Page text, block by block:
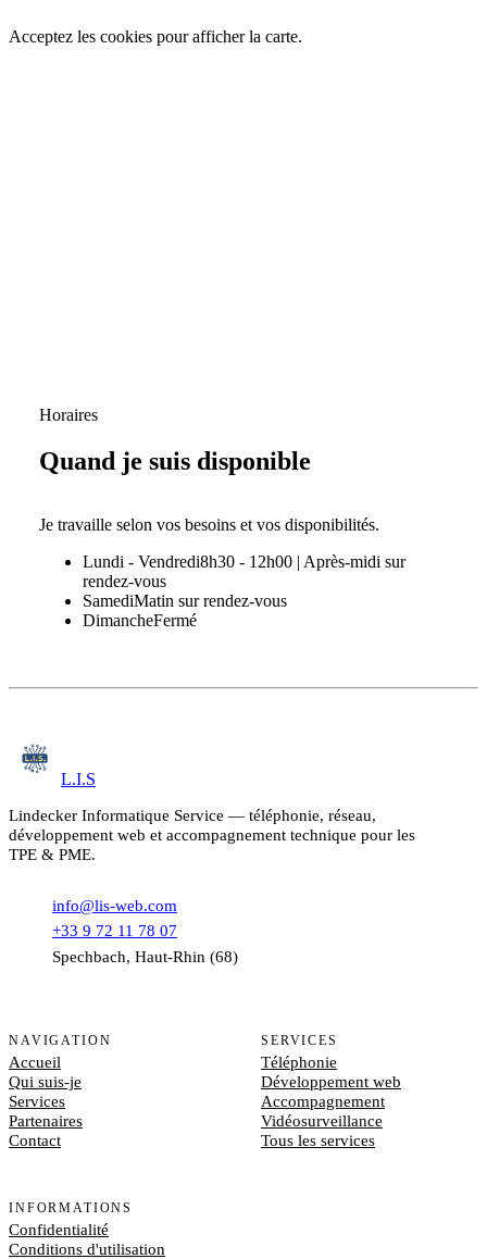
Acceptez les cookies pour afficher la carte.
Horaires
Quand je suis disponible
Je travaille selon vos besoins et vos disponibilités.
Lundi - Vendredi8h30 - 12h00 | Après-midi sur
rendez-vous
SamediMatin sur rendez-vous
DimancheFermé
L.I.S
Lindecker Informatique Service — téléphonie, réseau,
développement web et accompagnement technique pour les
TPE & PME.
info@lis-web.com
+33 9 72 11 78 07
Spechbach, Haut-Rhin (68)
NAVIGATION
Accueil
Qui suis-je
Services
Partenaires
Contact
SERVICES
Téléphonie
Développement web
Accompagnement
Vidéosurveillance
Tous les services
INFORMATIONS
Confidentialité
Conditions d'utilisation